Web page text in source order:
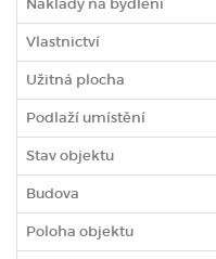
Náklady na bydlení
Vlastnictví
Užitná plocha
Podlaží umístění
Stav objektu
Budova
Poloha objektu